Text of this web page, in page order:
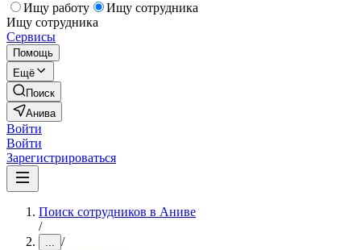
Ищу работу
Ищу сотрудника
Ищу сотрудника
Сервисы
Помощь
Ещё
Поиск
Анива
Войти
Войти
Зарегистрироваться
Поиск сотрудников в Аниве
/
... /